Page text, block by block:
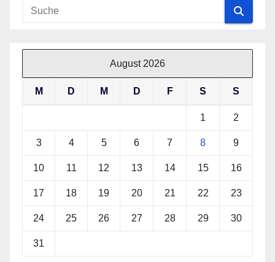
August 2026
M D M D F S S
1 2
3 4 5 6 7 8 9
10 11 12 13 14 15 16
17 18 19 20 21 22 23
24 25 26 27 28 29 30
31